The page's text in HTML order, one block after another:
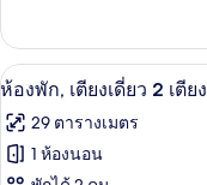
เดี่ยว
2
เตียง
เกี่ยว
กับ
ห้อง
เตียง
เดี่ยว
เปิด
ภาพถ่าย
ทั้งหมด
6
ห้องพัก, เตียงเดี่ยว 2 เตียง
29 ตารางเมตร
1 ห้องนอน